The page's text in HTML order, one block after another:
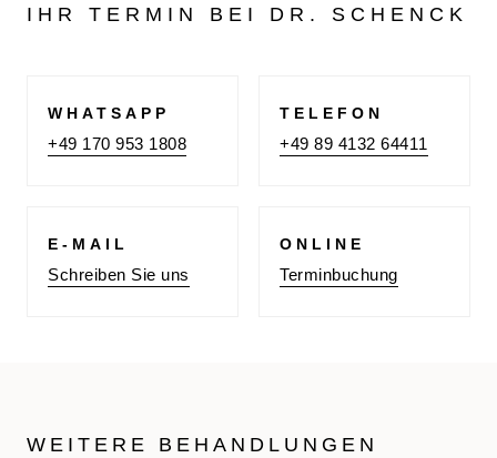
IHR TERMIN BEI DR. SCHENCK
WHATSAPP
+49 170 953 1808
TELEFON
+49 89 4132 64411
E-MAIL
Schreiben Sie uns
ONLINE
Terminbuchung
WEITERE BEHANDLUNGEN